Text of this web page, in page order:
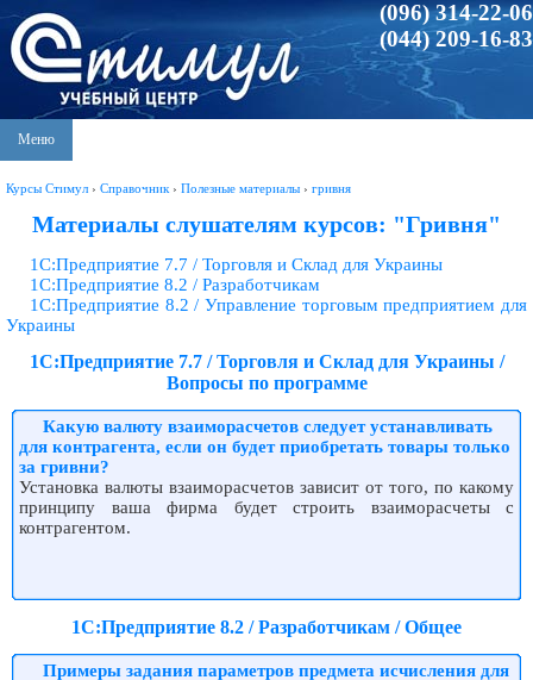
(096) 314-22-06
(044) 209-16-83
Меню
Курсы Стимул › Справочник › Полезные материалы › гривня
Материалы слушателям курсов: "Гривня"
1С:Предприятие 7.7 / Торговля и Склад для Украины
1С:Предприятие 8.2 / Разработчикам
1С:Предприятие 8.2 / Управление торговым предприятием для
Украины
1С:Предприятие 7.7 / Торговля и Склад для Украины /
Вопросы по программе
Какую валюту взаиморасчетов следует устанавливать
для контрагента, если он будет приобретать товары только
за гривни?
Установка валюты взаиморасчетов зависит от того, по какому
принципу ваша фирма будет строить взаиморасчеты с
контрагентом.
1С:Предприятие 8.2 / Разработчикам / Общее
Примеры задания параметров предмета исчисления для